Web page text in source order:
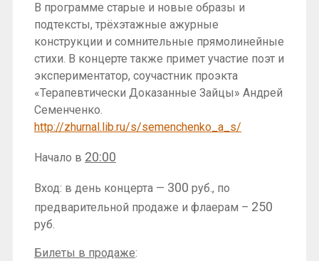
В программе старые и новые образы и
подтексты, трёхэтажные ажурные
конструкции и сомнительные прямолинейные
стихи. В концерте также примет участие поэт и
экспериментатор, соучастник проэкта
«Терапевтически Доказанные Зайцы» Андрей
Семенченко.
http://zhurnal.lib.ru/s/semenchenko_a_s/
Начало в 20:00
Вход: в день концерта — 300 руб., по
предварительной продаже и флаерам – 250
руб.
Билеты в продаже: